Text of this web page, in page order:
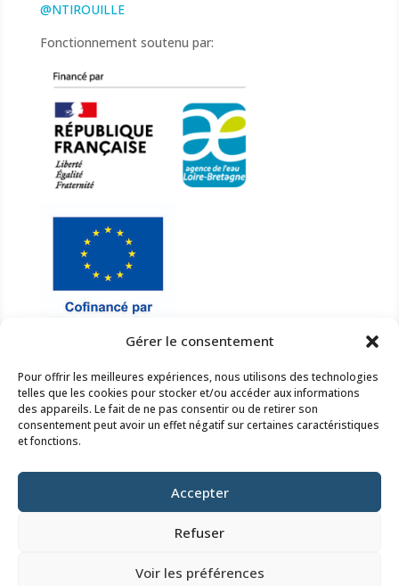
Gérer le consentement
Pour offrir les meilleures expériences, nous utilisons des technologies
telles que les cookies pour stocker et/ou accéder aux informations
des appareils. Le fait de ne pas consentir ou de retirer son
consentement peut avoir un effet négatif sur certaines caractéristiques
et fonctions.
Accepter
Refuser
Voir les préférences
@NTIROUILLE
Fonctionnement soutenu par:

NOUS ÉCRIRE
smbcisse@orange.fr
Nous contacter

NOUS APPELER
02 54 46 25 78
Nous contacter
4 rue du Bailli – 41190 HERBAULT